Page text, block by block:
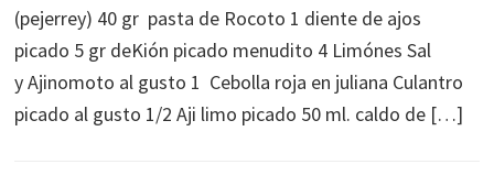
(pejerrey) 40 gr pasta de Rocoto 1 diente de ajos
picado 5 gr deKión picado menudito 4 Limónes Sal
y Ajinomoto al gusto 1 Cebolla roja en juliana Culantro
picado al gusto 1/2 Aji limo picado 50 ml. caldo de […]